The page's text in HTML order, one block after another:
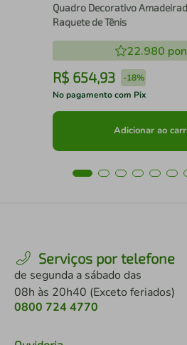
Quadro Decorativo
Raquete de Tênis
22.980
R$ 654,93 -18%
No pagamento com Pix
Adicionar ao
Serviços por telefone
de segunda a sábado das
08h às 20h40 (Exceto feriados)
0800 724 4770